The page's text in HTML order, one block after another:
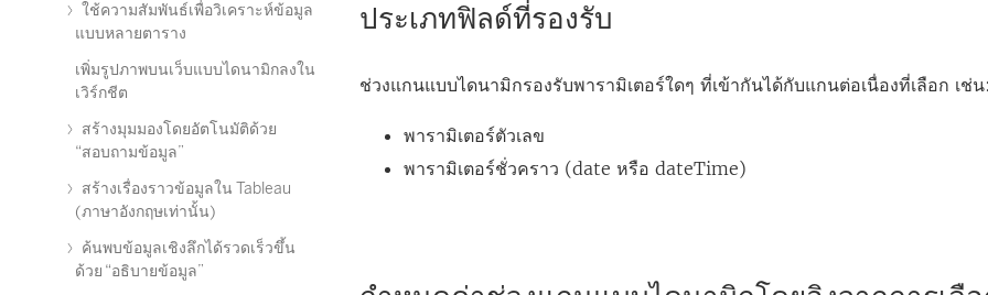
ใช้ความสัมพันธ์เพื่อวิเคราะห์ข้อมูล
แบบหลายตาราง
เพิ่มรูปภาพบนเว็บแบบไดนามิกลงใน
เวิร์กชีต
สร้างมุมมองโดยอัตโนมัติด้วย
“สอบถามข้อมูล”
สร้างเรื่องราวข้อมูลใน Tableau
(ภาษาอังกฤษเท่านั้น)
ค้นพบข้อมูลเชิงลึกได้รวดเร็วขึ้น
ด้วย “อธิบายข้อมูล”
ประเภทฟิลด์ที่รองรับ
ช่วงแกนแบบไดนามิกรองรับพารามิเตอร์ใดๆ ที่เข้ากันได้กับแกนต่อเนื่องที่เลือก เช่น:
พารามิเตอร์ตัวเลข
พารามิเตอร์ชั่วคราว (date หรือ dateTime)